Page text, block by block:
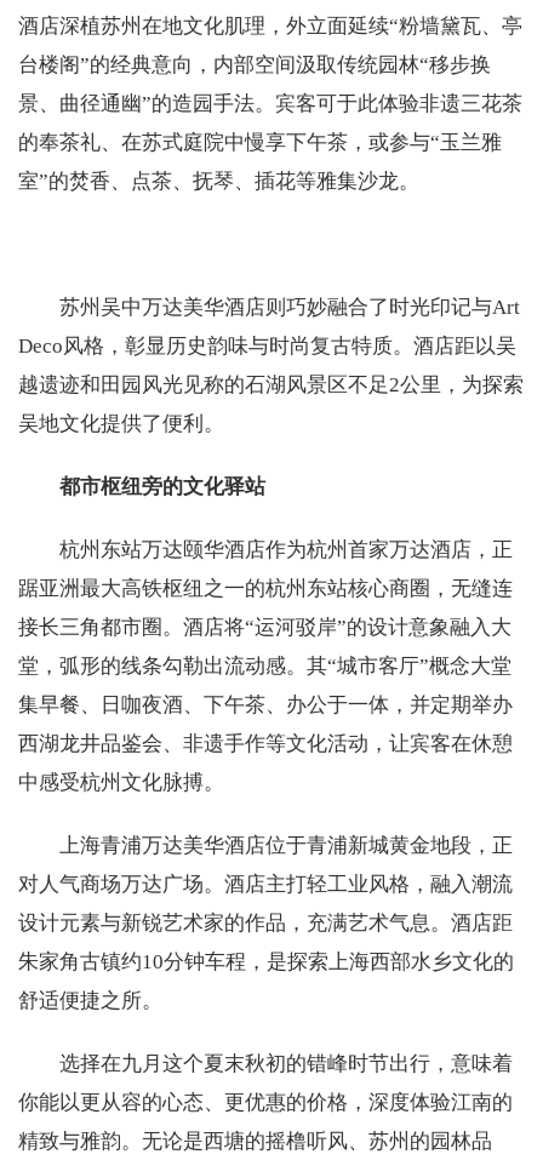
酒店深植苏州在地文化肌理，外立面延续“粉墙黛瓦、亭
台楼阁”的经典意向，内部空间汲取传统园林“移步换
景、曲径通幽”的造园手法。宾客可于此体验非遗三花茶
的奉茶礼、在苏式庭院中慢享下午茶，或参与“玉兰雅
室”的焚香、点茶、抚琴、插花等雅集沙龙。
苏州吴中万达美华酒店则巧妙融合了时光印记与Art
Deco风格，彰显历史韵味与时尚复古特质。酒店距以吴
越遗迹和田园风光见称的石湖风景区不足2公里，为探索
吴地文化提供了便利。
都市枢纽旁的文化驿站
杭州东站万达颐华酒店作为杭州首家万达酒店，正
踞亚洲最大高铁枢纽之一的杭州东站核心商圈，无缝连
接长三角都市圈。酒店将“运河驳岸”的设计意象融入大
堂，弧形的线条勾勒出流动感。其“城市客厅”概念大堂
集早餐、日咖夜酒、下午茶、办公于一体，并定期举办
西湖龙井品鉴会、非遗手作等文化活动，让宾客在休憩
中感受杭州文化脉搏。
上海青浦万达美华酒店位于青浦新城黄金地段，正
对人气商场万达广场。酒店主打轻工业风格，融入潮流
设计元素与新锐艺术家的作品，充满艺术气息。酒店距
朱家角古镇约10分钟车程，是探索上海西部水乡文化的
舒适便捷之所。
选择在九月这个夏末秋初的错峰时节出行，意味着
你能以更从容的心态、更优惠的价格，深度体验江南的
精致与雅韵。无论是西塘的摇橹听风、苏州的园林品